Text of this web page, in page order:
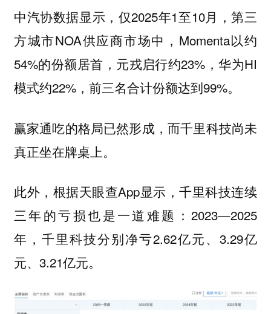
中汽协数据显示，仅2025年1至10月，第三
方城市NOA供应商市场中，Momenta以约
54%的份额居首，元戎启行约23%，华为HI
模式约22%，前三名合计份额达到99%。
赢家通吃的格局已然形成，而千里科技尚未
真正坐在牌桌上。
此外，根据天眼查App显示，千里科技连续
三年的亏损也是一道难题：2023—2025
年，千里科技分别净亏2.62亿元、3.29亿
元、3.21亿元。